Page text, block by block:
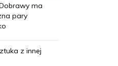
ma
pary
z innej